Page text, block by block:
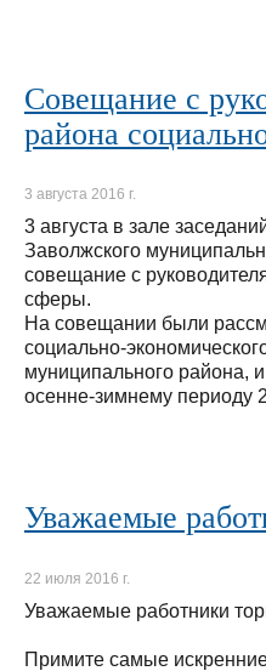
Совещание с
района
3 августа 2016 г.
3 августа в зале
Заволжского
совещание с
сферы.
На совещании были
социально-
муниципального района,
осенне-зимнему периоду
Уважаемые
22 июля 2016 г.
Уважаемые работники
Примите самые